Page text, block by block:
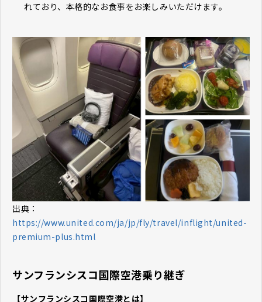
れており、本格的なお食事をお楽しみいただけます。
出典：
https://www.united.com/ja/jp/fly/travel/inflight/united-
premium-plus.html
サンフランシスコ国際空港乗り継ぎ
【サンフランシスコ国際空港とは】